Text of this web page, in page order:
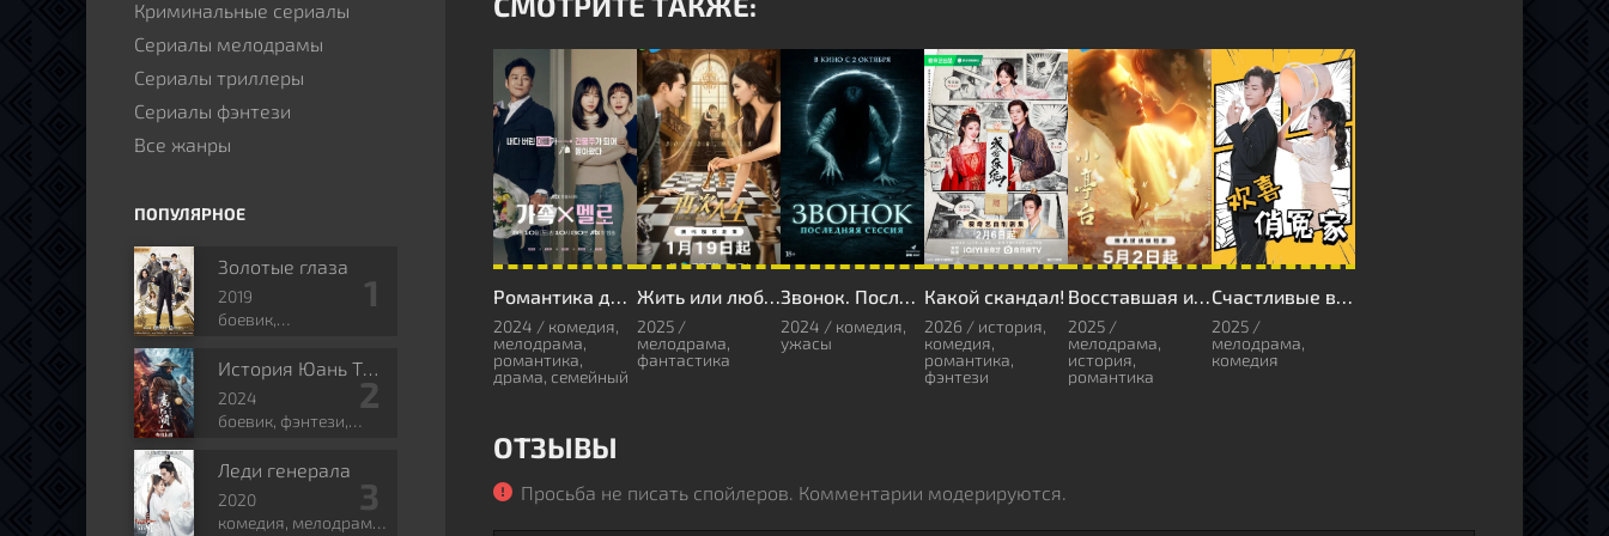
2024 / комедия,
мелодрама,
романтика,
драма, семейный
2025 /
мелодрама,
фантастика
2024 / комедия,
ужасы
Какой скандал!
2026 / история,
комедия,
романтика,
фэнтези
2025 /
мелодрама,
история,
романтика
2025 /
мелодрама,
комедия
ОТЗЫВЫ
Просьба не писать спойлеров. Комментарии модерируются.
Криминальные сериалы
Сериалы мелодрамы
Сериалы триллеры
Сериалы фэнтези
Все жанры
ПОПУЛЯРНОЕ
Золотые глаза
2019
боевик,
романтика, боевые
искусства, фэнтези
2024
боевик, фэнтези,
исторический
Леди генерала
2020
комедия, мелодрама,